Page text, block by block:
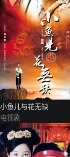
小鱼儿与花无缺
电视剧